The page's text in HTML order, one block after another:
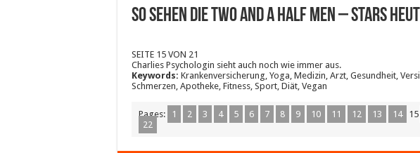
SO sehen die Two And A Half Men – Stars
SEITE 15 VON 21
Charlies Psychologin sieht auch noch wie immer aus.
Keywords: Krankenversicherung, Yoga, Medizin, Arzt, Gesundheit,
Schmerzen, Apotheke, Fitness, Sport, Diät, Vegan
Pages: 1 2 3 4 5 6 7 8 9 10 11 12 13 14 15
22